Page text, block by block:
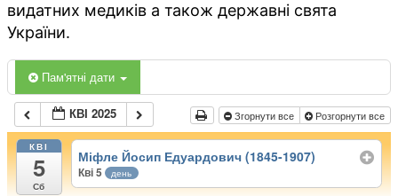
видатних медиків а також державні свята
України.
Пам'ятні дати
КВІ 2025 Згорнути все Розгорнути все
КВІ
5
Сб
Міфле Йосип Едуардович (1845-1907)
Кві 5 день